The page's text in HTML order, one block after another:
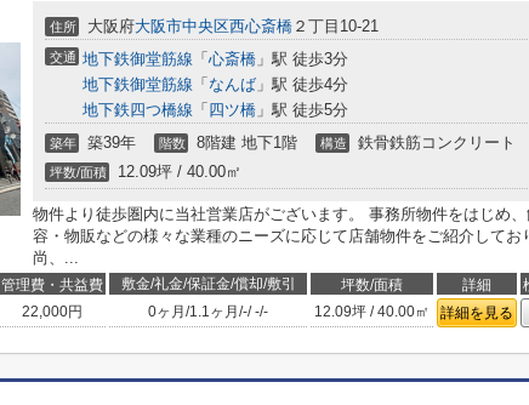
住所 大阪府大阪市中央区西心斎橋 ２丁目10-21
交通 地下鉄御堂筋線 「 心斎橋 」駅 徒歩3分
地下鉄御堂筋線 「 なんば 」駅 徒歩4分
地下鉄四つ橋線 「 四ツ橋 」駅 徒歩5分
築年 築39年 階数 8階建 地下1階 構造 鉄骨鉄筋コンクリート
坪数/面積 12.09坪 / 40.00㎡
物件より徒歩圏内に当社営業店がございます。 事務所物件をはじめ
容・物販などの様々な業種のニーズに応じて店舗物件をご紹介してお
尚、...
管理費・共益費 敷金/礼金/保証金/償却/敷引 坪数/面積 詳細
22,000円 0ヶ月 /1.1ヶ月 /-/-/- 12.09坪 / 40.00㎡ 詳細を見る